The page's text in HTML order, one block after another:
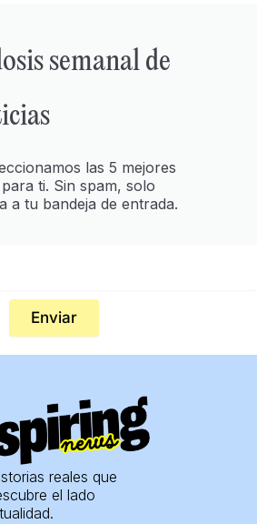
semanal de
las 5 mejores
ti. Sin spam, solo
a tu bandeja de entrada.
Enviar
reales que
el lado